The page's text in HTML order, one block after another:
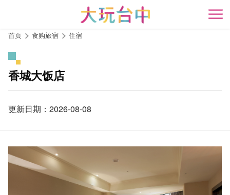
开
首页 食购旅宿 住宿
香城大饭店
更新日期：2026-08-08